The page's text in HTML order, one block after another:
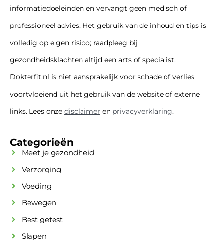
informatiedoeleinden en vervangt geen medisch of
professioneel advies. Het gebruik van de inhoud en tips is
volledig op eigen risico; raadpleeg bij
gezondheidsklachten altijd een arts of specialist.
Dokterfit.nl is niet aansprakelijk voor schade of verlies
voortvloeiend uit het gebruik van de website of externe
links. Lees onze disclaimer en privacyverklaring.
Categorieën
Meet je gezondheid
Verzorging
Voeding
Bewegen
Best getest
Slapen